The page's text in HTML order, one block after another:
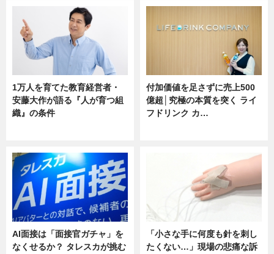
1万人を育てた教育経営者・
安藤大作が語る『人が育つ組
織』の条件
付加価値を足さずに売上500
億超│究極の本質を突く ライ
フドリンク カ…
AI面接は「面接官ガチャ」を
なくせるか？ タレスカが挑む
「小さな手に何度も針を刺し
たくない…」現場の悲痛な訴